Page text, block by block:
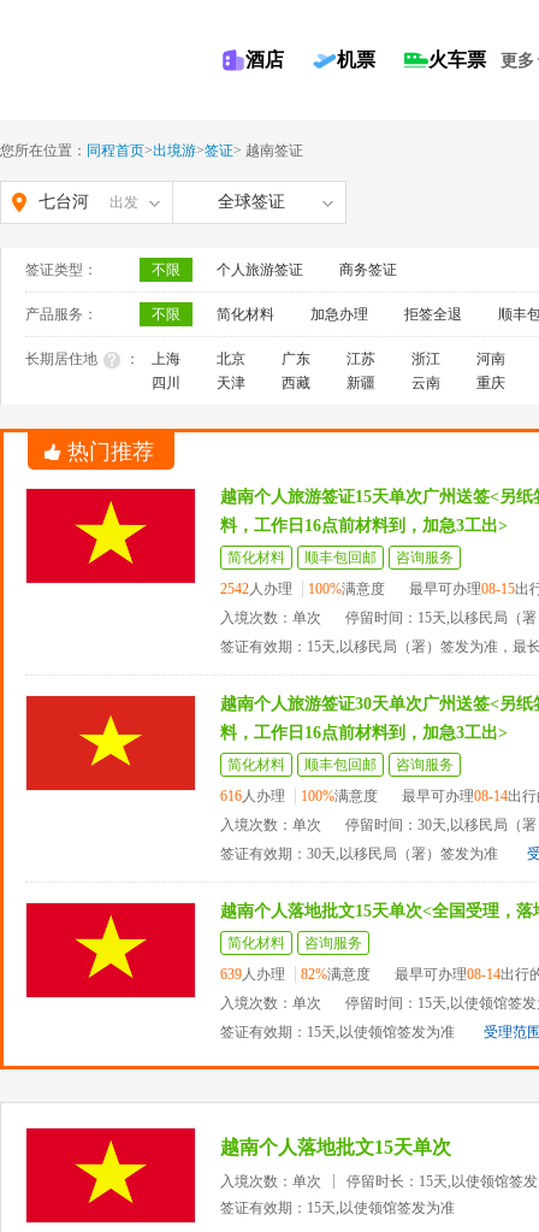
酒店 机票 火车票 更多
您所在位置： 同程首页>出境游>签证> 越南签证
七台河 出发 全球签证
签证类型： 不限 个人旅游签证 商务签证
产品服务： 不限 简化材料 加急办理 拒签全退 顺丰
长期居住地 ： 上海 北京 广东 江苏 浙江
河南
四川
天津 西藏 新疆 云南 重庆
热门推荐
越南个人旅游签证15天单次广州送签<另
料，工作日16点前材料到，加急3工出>
简化材料 顺丰包回邮
咨询服务
2542人办理 100%满意度 最早可办理08-15出
入境次数：单次
停留时间：15天,以移民局（
签证有效期：15天,以移民局（署）签发为准，最
越南个人旅游签证30天单次广州送签<另
料，工作日16点前材料到，加急3工出>
简化材料 顺丰包回邮
咨询服务
616人办理 100%满意度 最早可办理08-14出
入境次数：单次
停留时间：30天,以移民局（
签证有效期：30天,以移民局（署）签发为准
越南个人落地批文15天单次<全国受理，
简化材料
咨询服务
639人办理 82%满意度 最早可办理08-14出行
入境次数：单次
停留时间：15天,以使领馆签
签证有效期：15天,以使领馆签发为准
受理范
越南个人落地批文15天单次
入境次数：单次
停留时长：15天,以使领馆签
签证有效期：15天,以使领馆签发为准